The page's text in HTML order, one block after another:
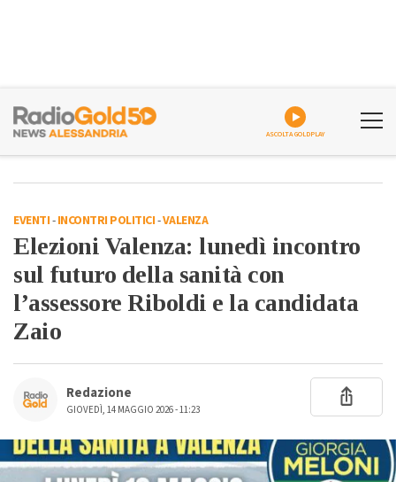
ASCOLTA GOLDPLAY
EVENTI-INCONTRI POLITICI-VALENZA
Elezioni Valenza: lunedì incontro
sul futuro della sanità con
l’assessore Riboldi e la candidata
Zaio
Redazione
GIOVEDÌ, 14 MAGGIO 2026 - 11:23